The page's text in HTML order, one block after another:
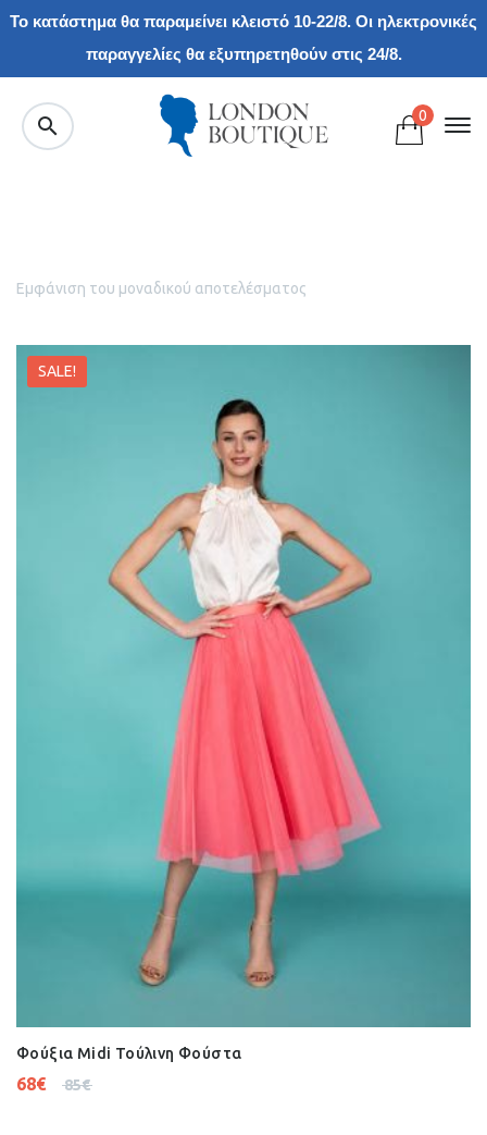
Το κατάστημα θα παραμείνει κλειστό 10-22/8. Οι ηλεκτρονικές
παραγγελίες θα εξυπηρετηθούν στις 24/8.
0
Εμφάνιση του μοναδικού αποτελέσματος
SALE!
Φούξια Midi Τούλινη Φούστα
85€
68€